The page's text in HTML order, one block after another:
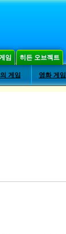
임 히든 오브젝트
게임 영화 게임